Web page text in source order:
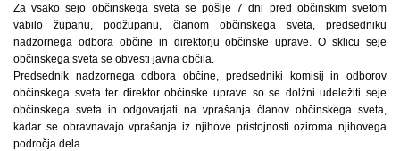
Za vsako sejo občinskega sveta se pošlje 7 dni pred občinskim svetom
vabilo županu, podžupanu, članom občinskega sveta, predsedniku
nadzornega odbora občine in direktorju občinske uprave. O sklicu seje
občinskega sveta se obvesti javna občila.
Predsednik nadzornega odbora občine, predsedniki komisij in odborov
občinskega sveta ter direktor občinske uprave so se dolžni udeležiti seje
občinskega sveta in odgovarjati na vprašanja članov občinskega sveta,
kadar se obravnavajo vprašanja iz njihove pristojnosti oziroma njihovega
področja dela.